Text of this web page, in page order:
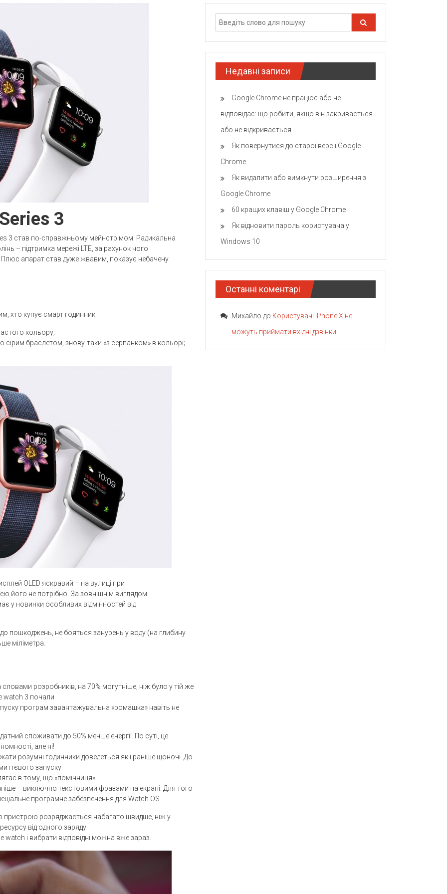
3
3 став по-справжньому мейнстрімом. Радикальна
– підтримка мережі LTE, за рахунок чого
апарат став дуже жвавим, показує небачену
хто купує смарт годинник:
кольору;
браслетом, знову-таки «з серпанком» в кольорі;
OLED яскравий – на вулиці при
його не потрібно. За зовнішнім виглядом
у новинки особливих відмінностей від
пошкоджень, не бояться занурень у воду (на глибину
міліметра.
розробників, на 70% могутніше, ніж було у тій же
watch 3 почали
програм завантажувальна «ромашка» навіть не
споживати до 50% менше енергії. По суті, це
але ні!
розумні годинники доведеться як і раніше щоночі. До
запуску
в тому, що «помічниця»
– виключно текстовими фразами на екрані. Для того
програмне забезпечення для Watch OS.
пристрою розряджається набагато швидше, ніж у
від одного заряду
і вибрати відповідні можна вже зараз.
Недавні записи
Google Chrome не працює або не
відповідає: що робити, якщо він закривається
або не відкривається
Як повернутися до старої версії Google
Chrome
Як видалити або вимкнути розширення з
Google Chrome
60 кращих клавіш у Google Chrome
Як відновити пароль користувача у
Windows 10
Останні коментарі
Михайло до Користувачі iPhone X не
можуть приймати вхідні дзвінки